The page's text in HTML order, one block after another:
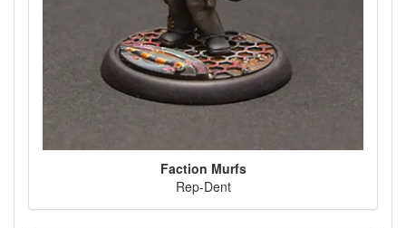
Faction Murfs
Rep-Dent